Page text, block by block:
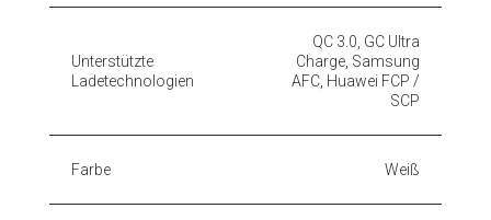
Unterstützte
Ladetechnologien
QC 3.0, GC Ultra
Charge, Samsung
AFC, Huawei FCP /
SCP
Farbe Weiß